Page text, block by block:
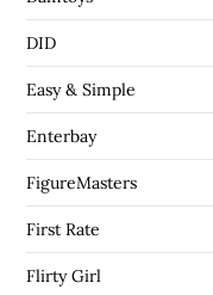
DID
Easy & Simple
Enterbay
FigureMasters
First Rate
Flirty Girl